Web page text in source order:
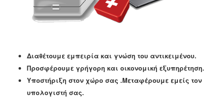
Διαθέτουμε εμπειρία και γνώση του αντικειμένου.
Προσφέρουμε γρήγορη και οικονομική εξυπηρέτηση.
Υποστήριξη στον χώρο σας .Μεταφέρουμε εμείς τον
υπολογιστή σας.